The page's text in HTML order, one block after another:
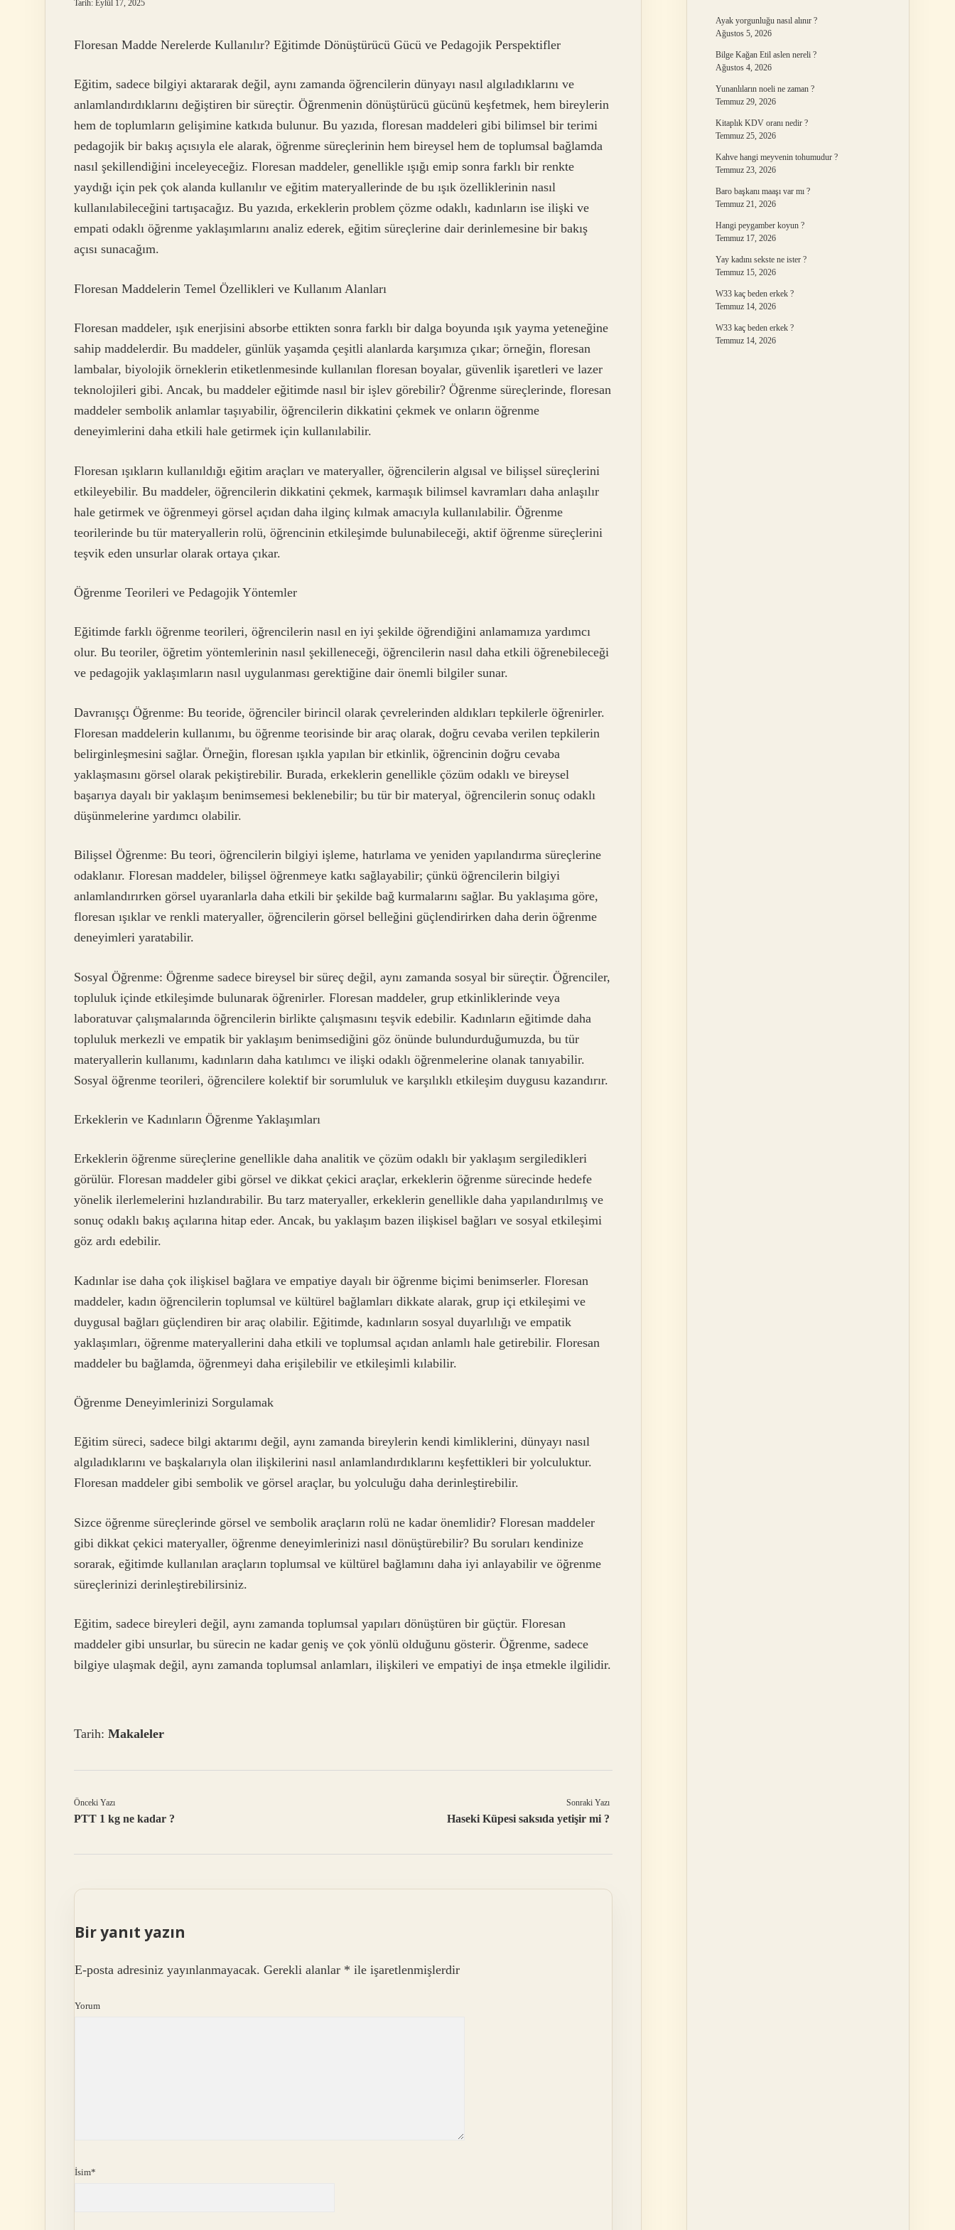
Tarih: Eylül 17, 2025
Floresan Madde Nerelerde Kullanılır? Eğitimde Dönüştürücü Gücü ve Pedagojik Perspektifler
Eğitim, sadece bilgiyi aktararak değil, aynı zamanda öğrencilerin dünyayı nasıl algıladıklarını ve
anlamlandırdıklarını değiştiren bir süreçtir. Öğrenmenin dönüştürücü gücünü keşfetmek, hem bireylerin
hem de toplumların gelişimine katkıda bulunur. Bu yazıda, floresan maddeleri gibi bilimsel bir terimi
pedagojik bir bakış açısıyla ele alarak, öğrenme süreçlerinin hem bireysel hem de toplumsal bağlamda
nasıl şekillendiğini inceleyeceğiz. Floresan maddeler, genellikle ışığı emip sonra farklı bir renkte
yaydığı için pek çok alanda kullanılır ve eğitim materyallerinde de bu ışık özelliklerinin nasıl
kullanılabileceğini tartışacağız. Bu yazıda, erkeklerin problem çözme odaklı, kadınların ise ilişki ve
empati odaklı öğrenme yaklaşımlarını analiz ederek, eğitim süreçlerine dair derinlemesine bir bakış
açısı sunacağım.
Floresan Maddelerin Temel Özellikleri ve Kullanım Alanları
Floresan maddeler, ışık enerjisini absorbe ettikten sonra farklı bir dalga boyunda ışık yayma yeteneğine
sahip maddelerdir. Bu maddeler, günlük yaşamda çeşitli alanlarda karşımıza çıkar; örneğin, floresan
lambalar, biyolojik örneklerin etiketlenmesinde kullanılan floresan boyalar, güvenlik işaretleri ve lazer
teknolojileri gibi. Ancak, bu maddeler eğitimde nasıl bir işlev görebilir? Öğrenme süreçlerinde, floresan
maddeler sembolik anlamlar taşıyabilir, öğrencilerin dikkatini çekmek ve onların öğrenme
deneyimlerini daha etkili hale getirmek için kullanılabilir.
Floresan ışıkların kullanıldığı eğitim araçları ve materyaller, öğrencilerin algısal ve bilişsel süreçlerini
etkileyebilir. Bu maddeler, öğrencilerin dikkatini çekmek, karmaşık bilimsel kavramları daha anlaşılır
hale getirmek ve öğrenmeyi görsel açıdan daha ilginç kılmak amacıyla kullanılabilir. Öğrenme
teorilerinde bu tür materyallerin rolü, öğrencinin etkileşimde bulunabileceği, aktif öğrenme süreçlerini
teşvik eden unsurlar olarak ortaya çıkar.
Öğrenme Teorileri ve Pedagojik Yöntemler
Eğitimde farklı öğrenme teorileri, öğrencilerin nasıl en iyi şekilde öğrendiğini anlamamıza yardımcı
olur. Bu teoriler, öğretim yöntemlerinin nasıl şekilleneceği, öğrencilerin nasıl daha etkili öğrenebileceği
ve pedagojik yaklaşımların nasıl uygulanması gerektiğine dair önemli bilgiler sunar.
Davranışçı Öğrenme: Bu teoride, öğrenciler birincil olarak çevrelerinden aldıkları tepkilerle öğrenirler.
Floresan maddelerin kullanımı, bu öğrenme teorisinde bir araç olarak, doğru cevaba verilen tepkilerin
belirginleşmesini sağlar. Örneğin, floresan ışıkla yapılan bir etkinlik, öğrencinin doğru cevaba
yaklaşmasını görsel olarak pekiştirebilir. Burada, erkeklerin genellikle çözüm odaklı ve bireysel
başarıya dayalı bir yaklaşım benimsemesi beklenebilir; bu tür bir materyal, öğrencilerin sonuç odaklı
düşünmelerine yardımcı olabilir.
Bilişsel Öğrenme: Bu teori, öğrencilerin bilgiyi işleme, hatırlama ve yeniden yapılandırma süreçlerine
odaklanır. Floresan maddeler, bilişsel öğrenmeye katkı sağlayabilir; çünkü öğrencilerin bilgiyi
anlamlandırırken görsel uyaranlarla daha etkili bir şekilde bağ kurmalarını sağlar. Bu yaklaşıma göre,
floresan ışıklar ve renkli materyaller, öğrencilerin görsel belleğini güçlendirirken daha derin öğrenme
deneyimleri yaratabilir.
Sosyal Öğrenme: Öğrenme sadece bireysel bir süreç değil, aynı zamanda sosyal bir süreçtir. Öğrenciler,
topluluk içinde etkileşimde bulunarak öğrenirler. Floresan maddeler, grup etkinliklerinde veya
laboratuvar çalışmalarında öğrencilerin birlikte çalışmasını teşvik edebilir. Kadınların eğitimde daha
topluluk merkezli ve empatik bir yaklaşım benimsediğini göz önünde bulundurduğumuzda, bu tür
materyallerin kullanımı, kadınların daha katılımcı ve ilişki odaklı öğrenmelerine olanak tanıyabilir.
Sosyal öğrenme teorileri, öğrencilere kolektif bir sorumluluk ve karşılıklı etkileşim duygusu kazandırır.
Erkeklerin ve Kadınların Öğrenme Yaklaşımları
Erkeklerin öğrenme süreçlerine genellikle daha analitik ve çözüm odaklı bir yaklaşım sergiledikleri
görülür. Floresan maddeler gibi görsel ve dikkat çekici araçlar, erkeklerin öğrenme sürecinde hedefe
yönelik ilerlemelerini hızlandırabilir. Bu tarz materyaller, erkeklerin genellikle daha yapılandırılmış ve
sonuç odaklı bakış açılarına hitap eder. Ancak, bu yaklaşım bazen ilişkisel bağları ve sosyal etkileşimi
göz ardı edebilir.
Kadınlar ise daha çok ilişkisel bağlara ve empatiye dayalı bir öğrenme biçimi benimserler. Floresan
maddeler, kadın öğrencilerin toplumsal ve kültürel bağlamları dikkate alarak, grup içi etkileşimi ve
duygusal bağları güçlendiren bir araç olabilir. Eğitimde, kadınların sosyal duyarlılığı ve empatik
yaklaşımları, öğrenme materyallerini daha etkili ve toplumsal açıdan anlamlı hale getirebilir. Floresan
maddeler bu bağlamda, öğrenmeyi daha erişilebilir ve etkileşimli kılabilir.
Öğrenme Deneyimlerinizi Sorgulamak
Eğitim süreci, sadece bilgi aktarımı değil, aynı zamanda bireylerin kendi kimliklerini, dünyayı nasıl
algıladıklarını ve başkalarıyla olan ilişkilerini nasıl anlamlandırdıklarını keşfettikleri bir yolculuktur.
Floresan maddeler gibi sembolik ve görsel araçlar, bu yolculuğu daha derinleştirebilir.
Sizce öğrenme süreçlerinde görsel ve sembolik araçların rolü ne kadar önemlidir? Floresan maddeler
gibi dikkat çekici materyaller, öğrenme deneyimlerinizi nasıl dönüştürebilir? Bu soruları kendinize
sorarak, eğitimde kullanılan araçların toplumsal ve kültürel bağlamını daha iyi anlayabilir ve öğrenme
süreçlerinizi derinleştirebilirsiniz.
Eğitim, sadece bireyleri değil, aynı zamanda toplumsal yapıları dönüştüren bir güçtür. Floresan
maddeler gibi unsurlar, bu sürecin ne kadar geniş ve çok yönlü olduğunu gösterir. Öğrenme, sadece
bilgiye ulaşmak değil, aynı zamanda toplumsal anlamları, ilişkileri ve empatiyi de inşa etmekle ilgilidir.
Tarih: Makaleler
Önceki Yazı
PTT 1 kg ne kadar ?
Sonraki Yazı
Haseki Küpesi saksıda yetişir mi ?
Bir yanıt yazın
E-posta adresiniz yayınlanmayacak. Gerekli alanlar * ile işaretlenmişlerdir
Yorum
İsim*
Ayak yorgunluğu nasıl alınır ?
Ağustos 5, 2026
Bilge Kağan Etil aslen nereli ?
Ağustos 4, 2026
Yunanlıların noeli ne zaman ?
Temmuz 29, 2026
Kitaplık KDV oranı nedir ?
Temmuz 25, 2026
Kahve hangi meyvenin tohumudur ?
Temmuz 23, 2026
Baro başkanı maaşı var mı ?
Temmuz 21, 2026
Hangi peygamber koyun ?
Temmuz 17, 2026
Yay kadını sekste ne ister ?
Temmuz 15, 2026
W33 kaç beden erkek ?
Temmuz 14, 2026
W33 kaç beden erkek ?
Temmuz 14, 2026